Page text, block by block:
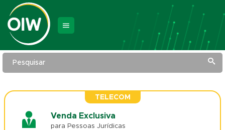
Pesquisar
TELECOM
Venda Exclusiva
para Pessoas Jurídicas